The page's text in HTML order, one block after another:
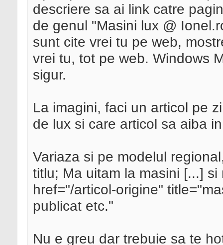
descriere sa ai link catre
de genul "Masini lux @
sunt cite vrei tu pe web,
vrei tu, tot pe web. Windows
sigur.
La imagini, faci un articol pe
de lux si care articol sa aiba
Variaza si pe modelul
titlu; Ma uitam la masini [...]
href="/articol-origine"
publicat etc."
Nu e greu dar trebuie sa te